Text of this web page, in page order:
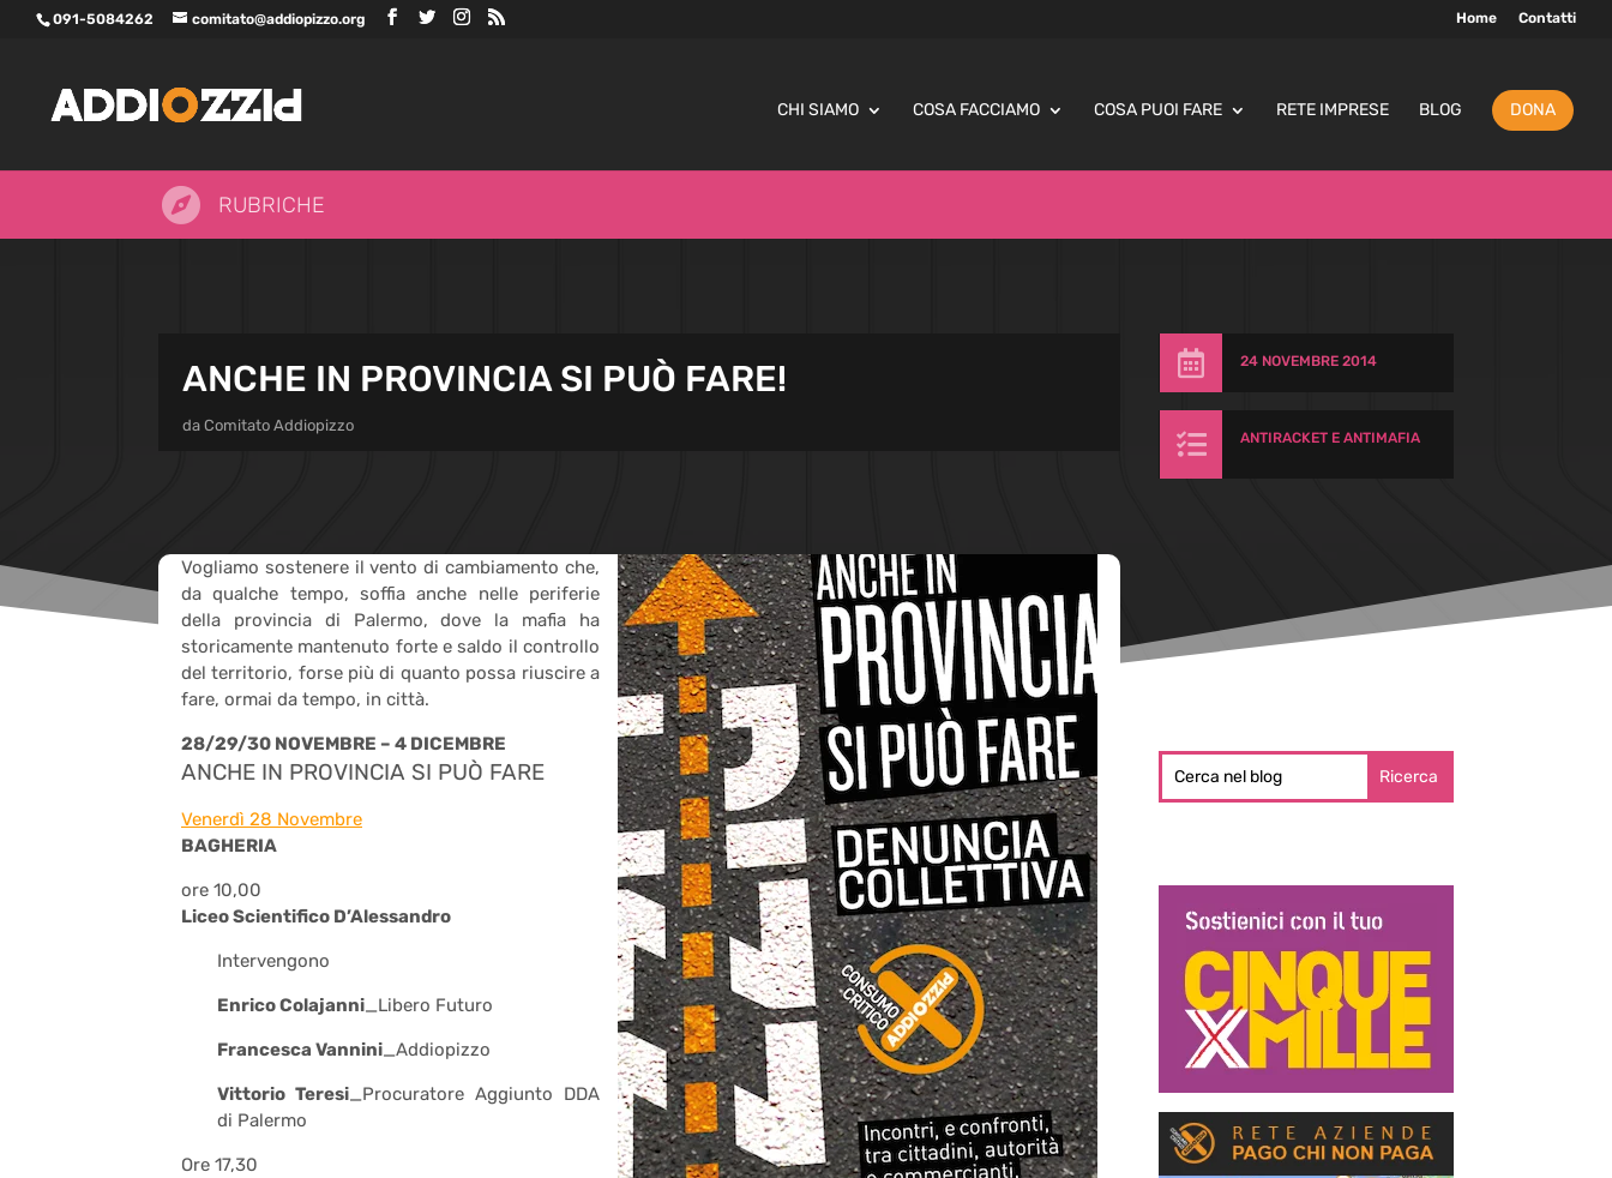
091-5084262 comitato@addiopizzo.org Home Contatti
CHI SIAMO COSA FACCIAMO COSA PUOI FARE RETE IMPRESE BLOG DONA
 RUBRICHE
ANCHE IN PROVINCIA SI PUÒ FARE!
da Comitato Addiopizzo
 24 NOVEMBRE 2014
 ANTIRACKET E ANTIMAFIA
Vogliamo sostenere il vento di cambiamento che,
da qualche tempo, soffia anche nelle periferie
della provincia di Palermo, dove la mafia ha
storicamente mantenuto forte e saldo il controllo
del territorio, forse più di quanto possa riuscire a
fare, ormai da tempo, in città.
28/29/30 NOVEMBRE – 4 DICEMBRE
ANCHE IN PROVINCIA SI PUÒ FARE
Venerdì 28 Novembre
BAGHERIA
ore 10,00
Liceo Scientifico D’Alessandro
Intervengono
Enrico Colajanni_Libero Futuro
Francesca Vannini_Addiopizzo
Vittorio Teresi_Procuratore Aggiunto DDA
di Palermo
Ore 17,30